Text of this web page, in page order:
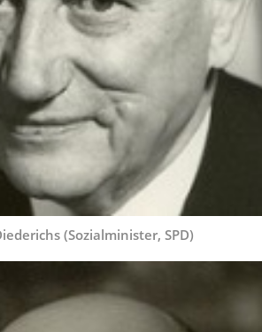
(Sozialminister, SPD)